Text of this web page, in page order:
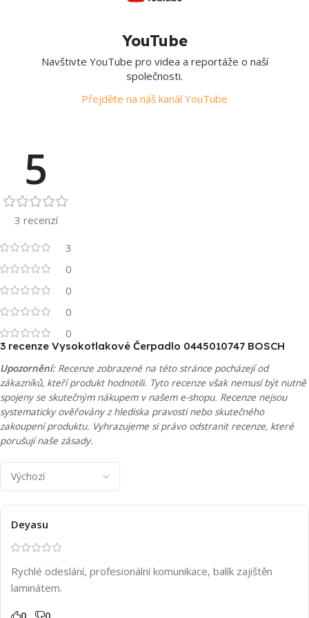
YouTube
Navštivte YouTube pro videa a reportáže o naší
společnosti.
Přejděte na náš kanál YouTube
5
3 recenzí
3
0
0
0
0
3 recenze Vysokotlakové Čerpadlo 0445010747 BOSCH
Upozornění:Recenze zobrazené na této stránce pocházejí od
zákazníků, kteří produkt hodnotili. Tyto recenze však nemusí být nutně
spojeny se skutečným nákupem v našem e-shopu. Recenze nejsou
systematicky ověřovány z hlediska pravosti nebo skutečného
zakoupení produktu. Vyhrazujeme si právo odstranit recenze, které
porušují naše zásady.
Deyasu
Rychlé odeslání, profesionální komunikace, balík zajištěn
laminátem.